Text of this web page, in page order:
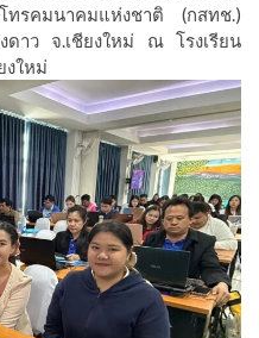
ทรคมนาคมแห่งชาติ (กสทช.)
งดาว จ.เชียงใหม่ ณ โรงเรียน
งใหม่